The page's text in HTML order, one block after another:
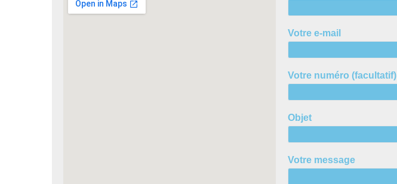
Votre e-mail
Votre numéro (facultatif)
Objet
Votre message